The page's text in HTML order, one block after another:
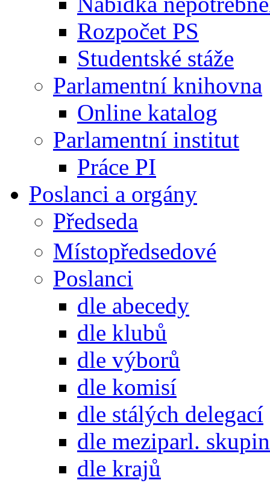
Rozpočet PS
Studentské stáže
Parlamentní knihovna
Online katalog
Parlamentní institut
Práce PI
Poslanci a orgány
Předseda
Místopředsedové
Poslanci
dle abecedy
dle klubů
dle výborů
dle komisí
dle stálých delegací
dle meziparl. skupin
dle krajů